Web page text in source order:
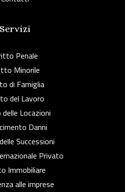
Servizi
Penale
Minorile
di Famiglia
del Lavoro
Locazioni
Danni
Successioni
Privato
Immobiliare
alle imprese